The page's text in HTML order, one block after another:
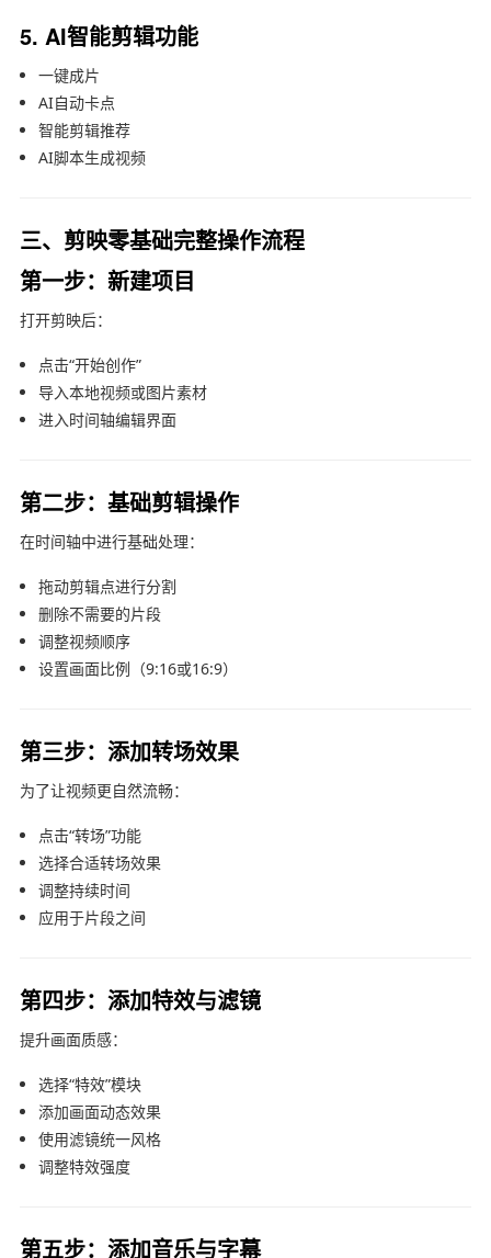
5. AI智能剪辑功能
一键成片
AI自动卡点
智能剪辑推荐
AI脚本生成视频
三、剪映零基础完整操作流程
第一步：新建项目
打开剪映后：
点击“开始创作”
导入本地视频或图片素材
进入时间轴编辑界面
第二步：基础剪辑操作
在时间轴中进行基础处理：
拖动剪辑点进行分割
删除不需要的片段
调整视频顺序
设置画面比例（9:16或16:9）
第三步：添加转场效果
为了让视频更自然流畅：
点击“转场”功能
选择合适转场效果
调整持续时间
应用于片段之间
第四步：添加特效与滤镜
提升画面质感：
选择“特效”模块
添加画面动态效果
使用滤镜统一风格
调整特效强度
第五步：添加音乐与字幕